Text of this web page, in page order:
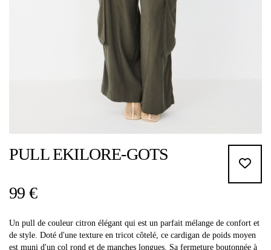
PULL EKILORE-GOTS
99 €
Un pull de couleur citron élégant qui est un parfait mélange de confort et
de style. Doté d'une texture en tricot côtelé, ce cardigan de poids moyen
est muni d'un col rond et de manches longues. Sa fermeture boutonnée à